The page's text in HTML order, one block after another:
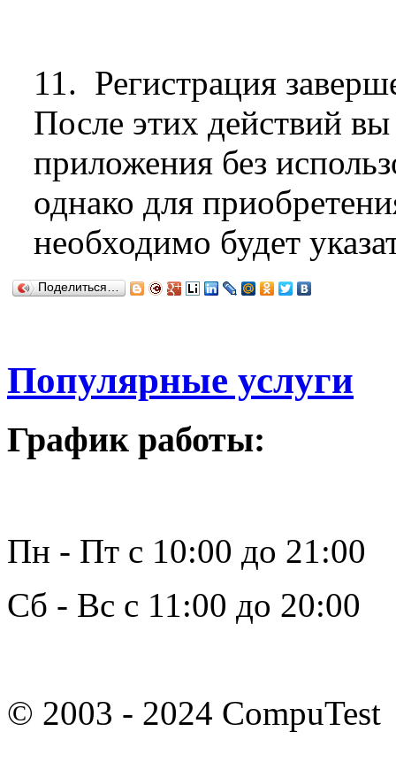
11. Регистрация
После этих действий
приложения без
однако для
необходимо будет
Поделиться…
Популярные услуги
График работы:
Пн - Пт с 10:00 до 21:00
Сб - Вс с 11:00 до 20:00
© 2003 - 2024 CompuTest